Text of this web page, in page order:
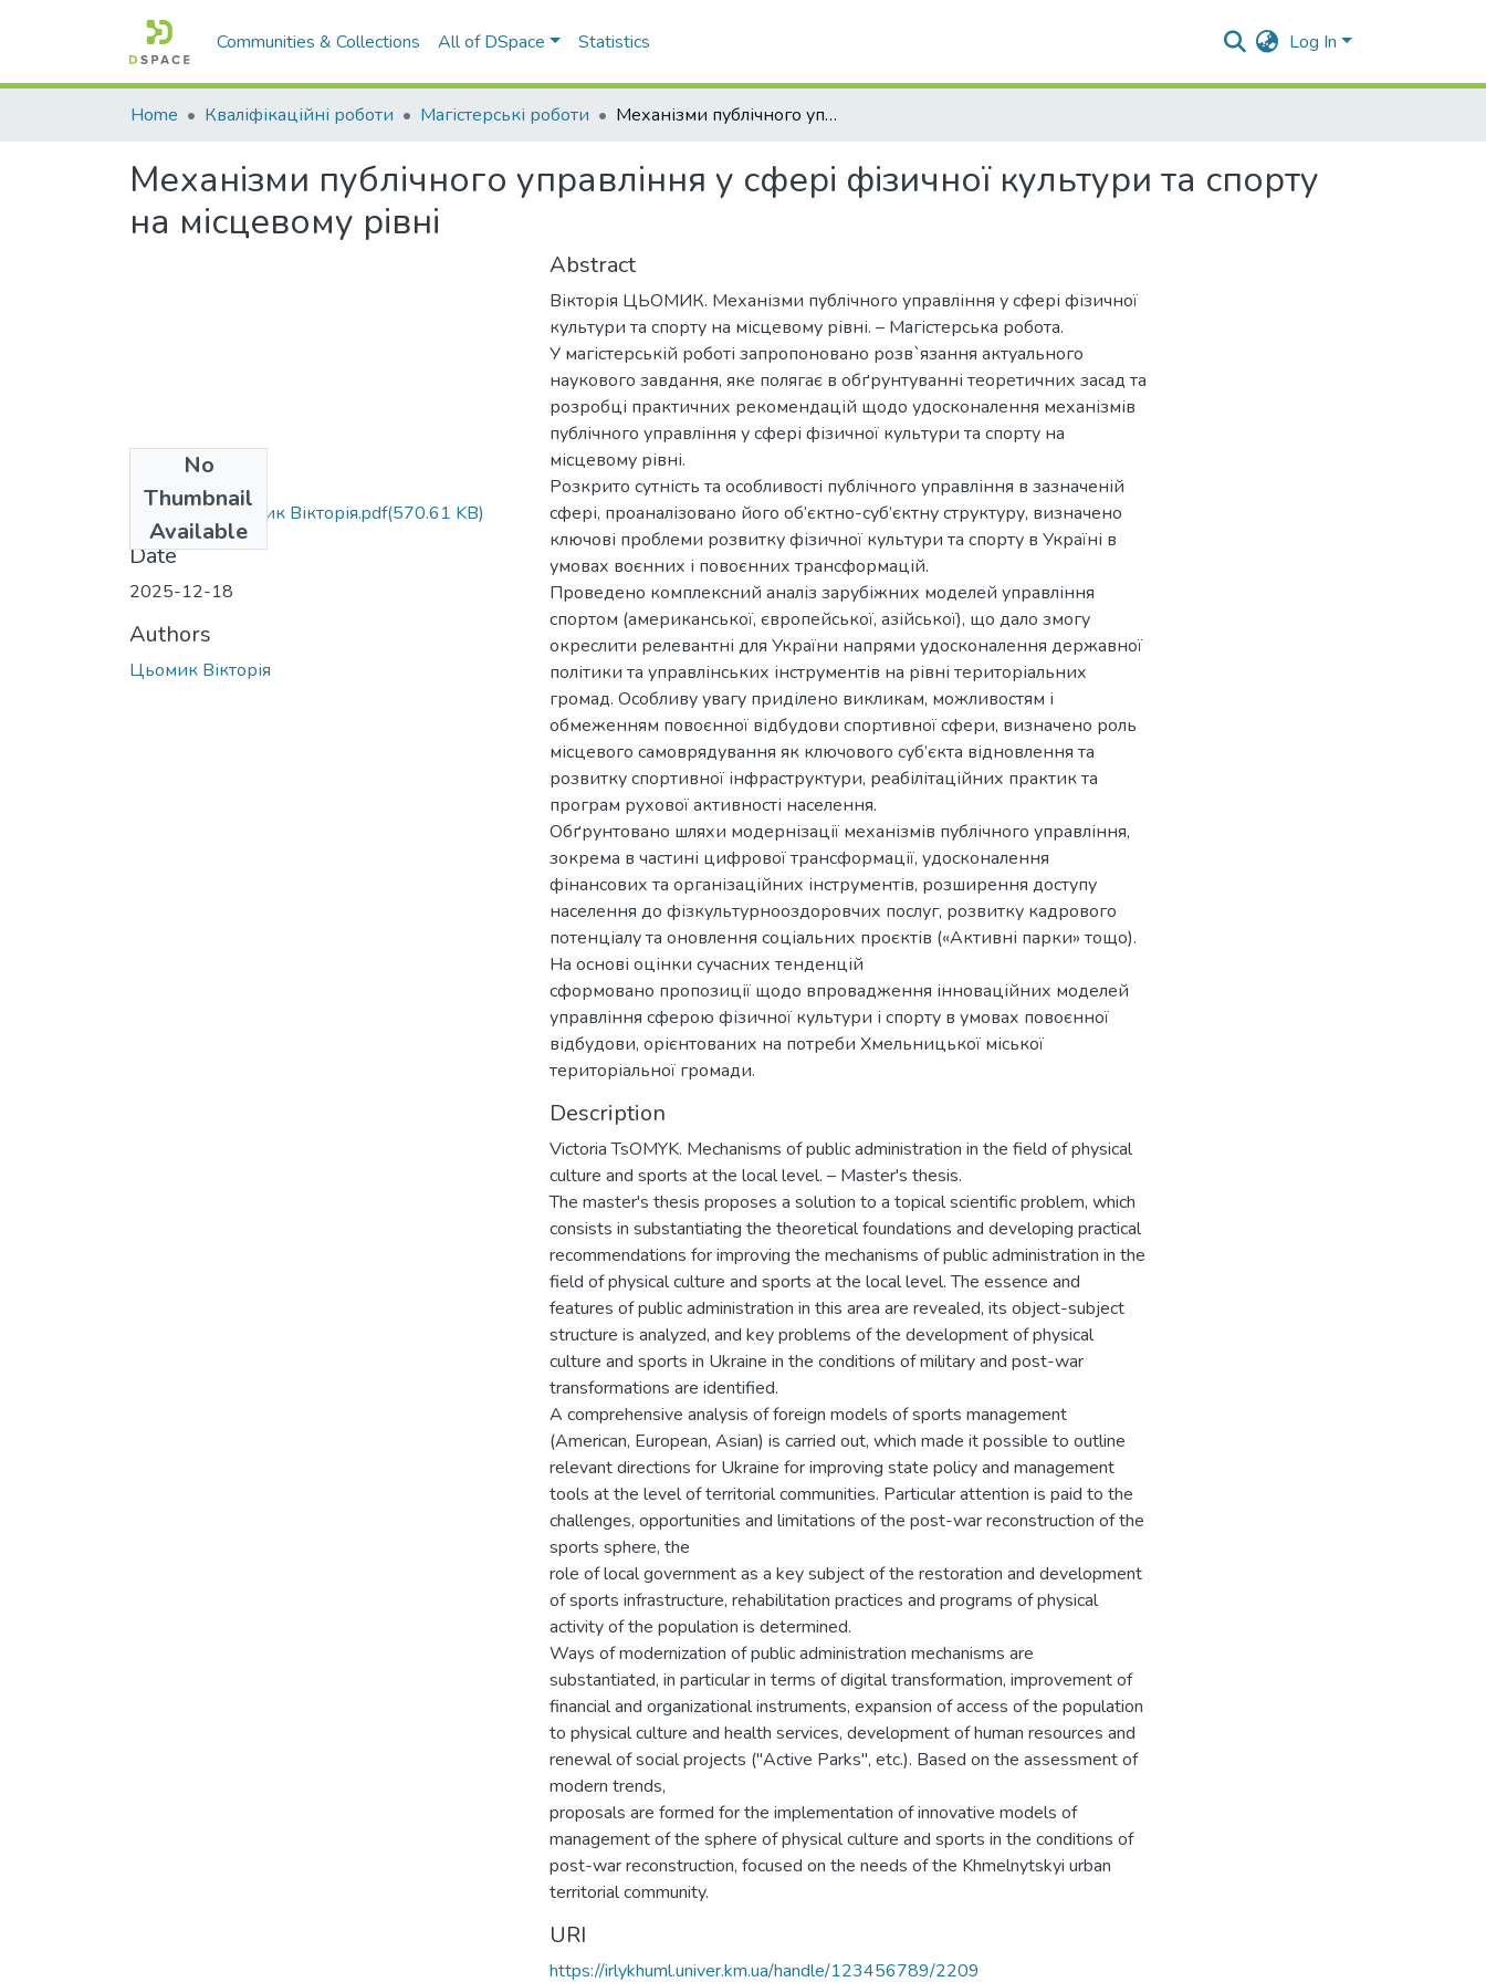
Communities & Collections All of DSpace Statistics Log In
Home Кваліфікаційні роботи Магістерські роботи Механізми публічного управління у сфері фізичної культури та спорту на місцевому рівні
Механізми публічного управління у сфері фізичної культури та спорту
на місцевому рівні
No
Thumbnail
Available
МР.М.281 Цьомик Вікторія.pdf(570.61 KB)
Date
2025-12-18
Authors
Цьомик Вікторія
Abstract
Вікторія ЦЬОМИК. Механізми публічного управління у сфері фізичної
культури та спорту на місцевому рівні. – Магістерська робота.
У магістерській роботі запропоновано розв`язання актуального
наукового завдання, яке полягає в обґрунтуванні теоретичних засад та
розробці практичних рекомендацій щодо удосконалення механізмів
публічного управління у сфері фізичної культури та спорту на
місцевому рівні.
Розкрито сутність та особливості публічного управління в зазначеній
сфері, проаналізовано його об’єктно-суб’єктну структуру, визначено
ключові проблеми розвитку фізичної культури та спорту в Україні в
умовах воєнних і повоєнних трансформацій.
Проведено комплексний аналіз зарубіжних моделей управління
спортом (американської, європейської, азійської), що дало змогу
окреслити релевантні для України напрями удосконалення державної
політики та управлінських інструментів на рівні територіальних
громад. Особливу увагу приділено викликам, можливостям і
обмеженням повоєнної відбудови спортивної сфери, визначено роль
місцевого самоврядування як ключового суб’єкта відновлення та
розвитку спортивної інфраструктури, реабілітаційних практик та
програм рухової активності населення.
Обґрунтовано шляхи модернізації механізмів публічного управління,
зокрема в частині цифрової трансформації, удосконалення
фінансових та організаційних інструментів, розширення доступу
населення до фізкультурнооздоровчих послуг, розвитку кадрового
потенціалу та оновлення соціальних проєктів («Активні парки» тощо).
На основі оцінки сучасних тенденцій
сформовано пропозиції щодо впровадження інноваційних моделей
управління сферою фізичної культури і спорту в умовах повоєнної
відбудови, орієнтованих на потреби Хмельницької міської
територіальної громади.
Description
Victoria TsOMYK. Mechanisms of public administration in the field of physical
culture and sports at the local level. – Master's thesis.
The master's thesis proposes a solution to a topical scientific problem, which
consists in substantiating the theoretical foundations and developing practical
recommendations for improving the mechanisms of public administration in the
field of physical culture and sports at the local level. The essence and
features of public administration in this area are revealed, its object-subject
structure is analyzed, and key problems of the development of physical
culture and sports in Ukraine in the conditions of military and post-war
transformations are identified.
A comprehensive analysis of foreign models of sports management
(American, European, Asian) is carried out, which made it possible to outline
relevant directions for Ukraine for improving state policy and management
tools at the level of territorial communities. Particular attention is paid to the
challenges, opportunities and limitations of the post-war reconstruction of the
sports sphere, the
role of local government as a key subject of the restoration and development
of sports infrastructure, rehabilitation practices and programs of physical
activity of the population is determined.
Ways of modernization of public administration mechanisms are
substantiated, in particular in terms of digital transformation, improvement of
financial and organizational instruments, expansion of access of the population
to physical culture and health services, development of human resources and
renewal of social projects ("Active Parks", etc.). Based on the assessment of
modern trends,
proposals are formed for the implementation of innovative models of
management of the sphere of physical culture and sports in the conditions of
post-war reconstruction, focused on the needs of the Khmelnytskyi urban
territorial community.
URI
https://irlykhuml.univer.km.ua/handle/123456789/2209